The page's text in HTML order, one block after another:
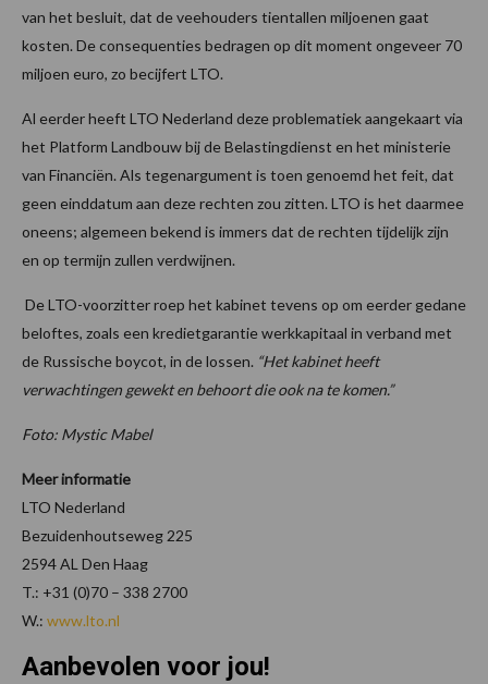
van het besluit, dat de veehouders tientallen miljoenen gaat
kosten. De consequenties bedragen op dit moment ongeveer 70
miljoen euro, zo becijfert LTO.
Al eerder heeft LTO Nederland deze problematiek aangekaart via
het Platform Landbouw bij de Belastingdienst en het ministerie
van Financiën. Als tegenargument is toen genoemd het feit, dat
geen einddatum aan deze rechten zou zitten. LTO is het daarmee
oneens; algemeen bekend is immers dat de rechten tijdelijk zijn
en op termijn zullen verdwijnen.
De LTO-voorzitter roep het kabinet tevens op om eerder gedane
beloftes, zoals een kredietgarantie werkkapitaal in verband met
de Russische boycot, in de lossen. “Het kabinet heeft
verwachtingen gewekt en behoort die ook na te komen.”
Foto: Mystic Mabel
Meer informatie
LTO Nederland
Bezuidenhoutseweg 225
2594 AL Den Haag
T.: +31 (0)70 – 338 2700
W.: www.lto.nl
Aanbevolen voor jou!